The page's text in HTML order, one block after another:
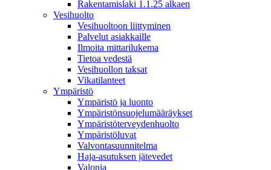
Rakentamislaki 1.1.25 alkaen
Vesihuolto
Vesihuoltoon liittyminen
Palvelut asiakkaille
Ilmoita mittarilukema
Tietoa vedestä
Vesihuollon taksat
Vikatilanteet
Ympäristö
Ympäristö ja luonto
Ympäristönsuojelumääräykset
Ympäristöterveydenhuolto
Ympäristöluvat
Valvontasuunnitelma
Haja-asutuksen jätevedet
Valonia